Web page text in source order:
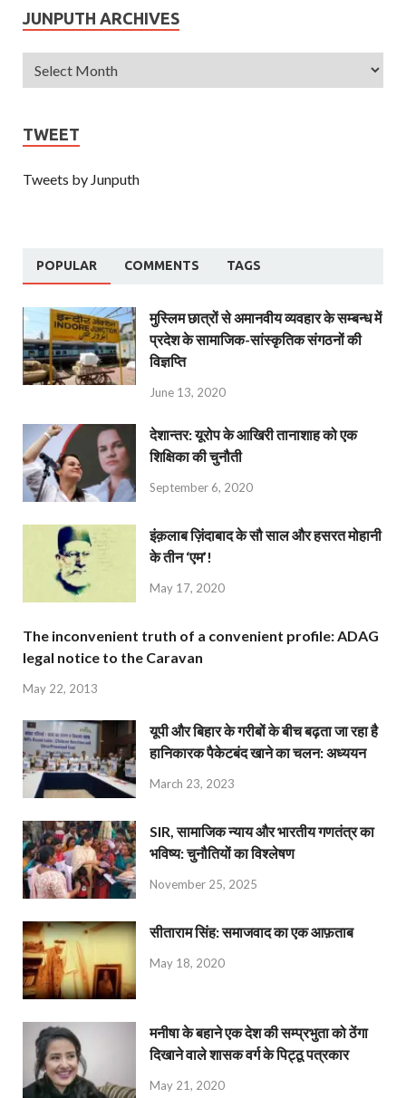
JUNPUTH ARCHIVES
TWEET
Tweets by Junputh
POPULAR COMMENTS TAGS
मुस्लिम छात्रों से अमानवीय व्यवहार के सम्बन्ध में
प्रदेश के सामाजिक-सांस्कृतिक संगठनों की
विज्ञप्ति
June 13, 2020
देशान्‍तर: यूरोप के आखिरी तानाशाह को एक
शिक्षिका की चुनौती
September 6, 2020
इंक़लाब ज़िंदाबाद के सौ साल और हसरत मोहानी
के तीन ‘एम’!
May 17, 2020
The inconvenient truth of a convenient profile: ADAG
legal notice to the Caravan
May 22, 2013
यूपी और बिहार के गरीबों के बीच बढ़ता जा रहा है
हानिकारक पैकेटबंद खाने का चलन: अध्ययन
March 23, 2023
SIR, सामाजिक न्याय और भारतीय गणतंत्र का
भविष्य: चुनौतियों का विश्लेषण
November 25, 2025
सीताराम सिंह: समाजवाद का एक आफ़ताब
May 18, 2020
मनीषा के बहाने एक देश की सम्प्रभुता को ठेंगा
दिखाने वाले शासक वर्ग के पिट्ठू पत्रकार
May 21, 2020